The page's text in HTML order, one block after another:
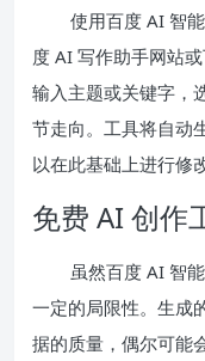
使用百度 AI 智
度 AI 写作助手网站
输入主题或关键字，
节走向。工具将自动
以在此基础上进行修
免费 AI 创作
虽然百度 AI 智
一定的局限性。生成
据的质量，偶尔可能